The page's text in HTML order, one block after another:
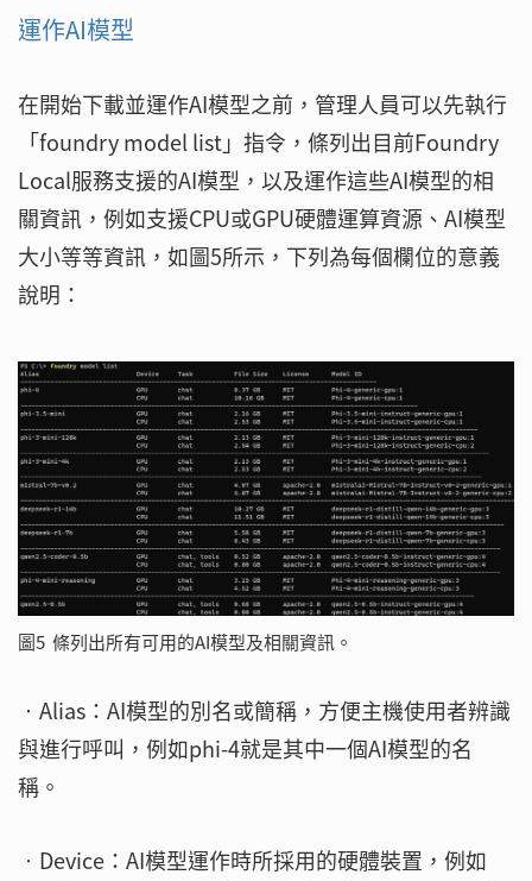
運作AI模型
在開始下載並運作AI模型之前，管理人員可以先執行
「foundry model list」指令，條列出目前Foundry
Local服務支援的AI模型，以及運作這些AI模型的相
關資訊，例如支援CPU或GPU硬體運算資源、AI模型
大小等等資訊，如圖5所示，下列為每個欄位的意義
說明：
圖5 條列出所有可用的AI模型及相關資訊。
‧Alias：AI模型的別名或簡稱，方便主機使用者辨識
與進行呼叫，例如phi-4就是其中一個AI模型的名
稱。
‧Device：AI模型運作時所採用的硬體裝置，例如